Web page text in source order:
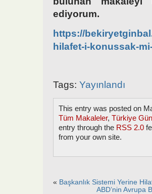
ediyorum.
https://
hilafet-i-konussak-
Tags: Yayınlandı
This entry was posted on
Tüm Makaleler, Türkiye
entry through the RSS 2.0
from your own site.
« Başkanlık Sistemi Yerine
ABD’nin Avrupa